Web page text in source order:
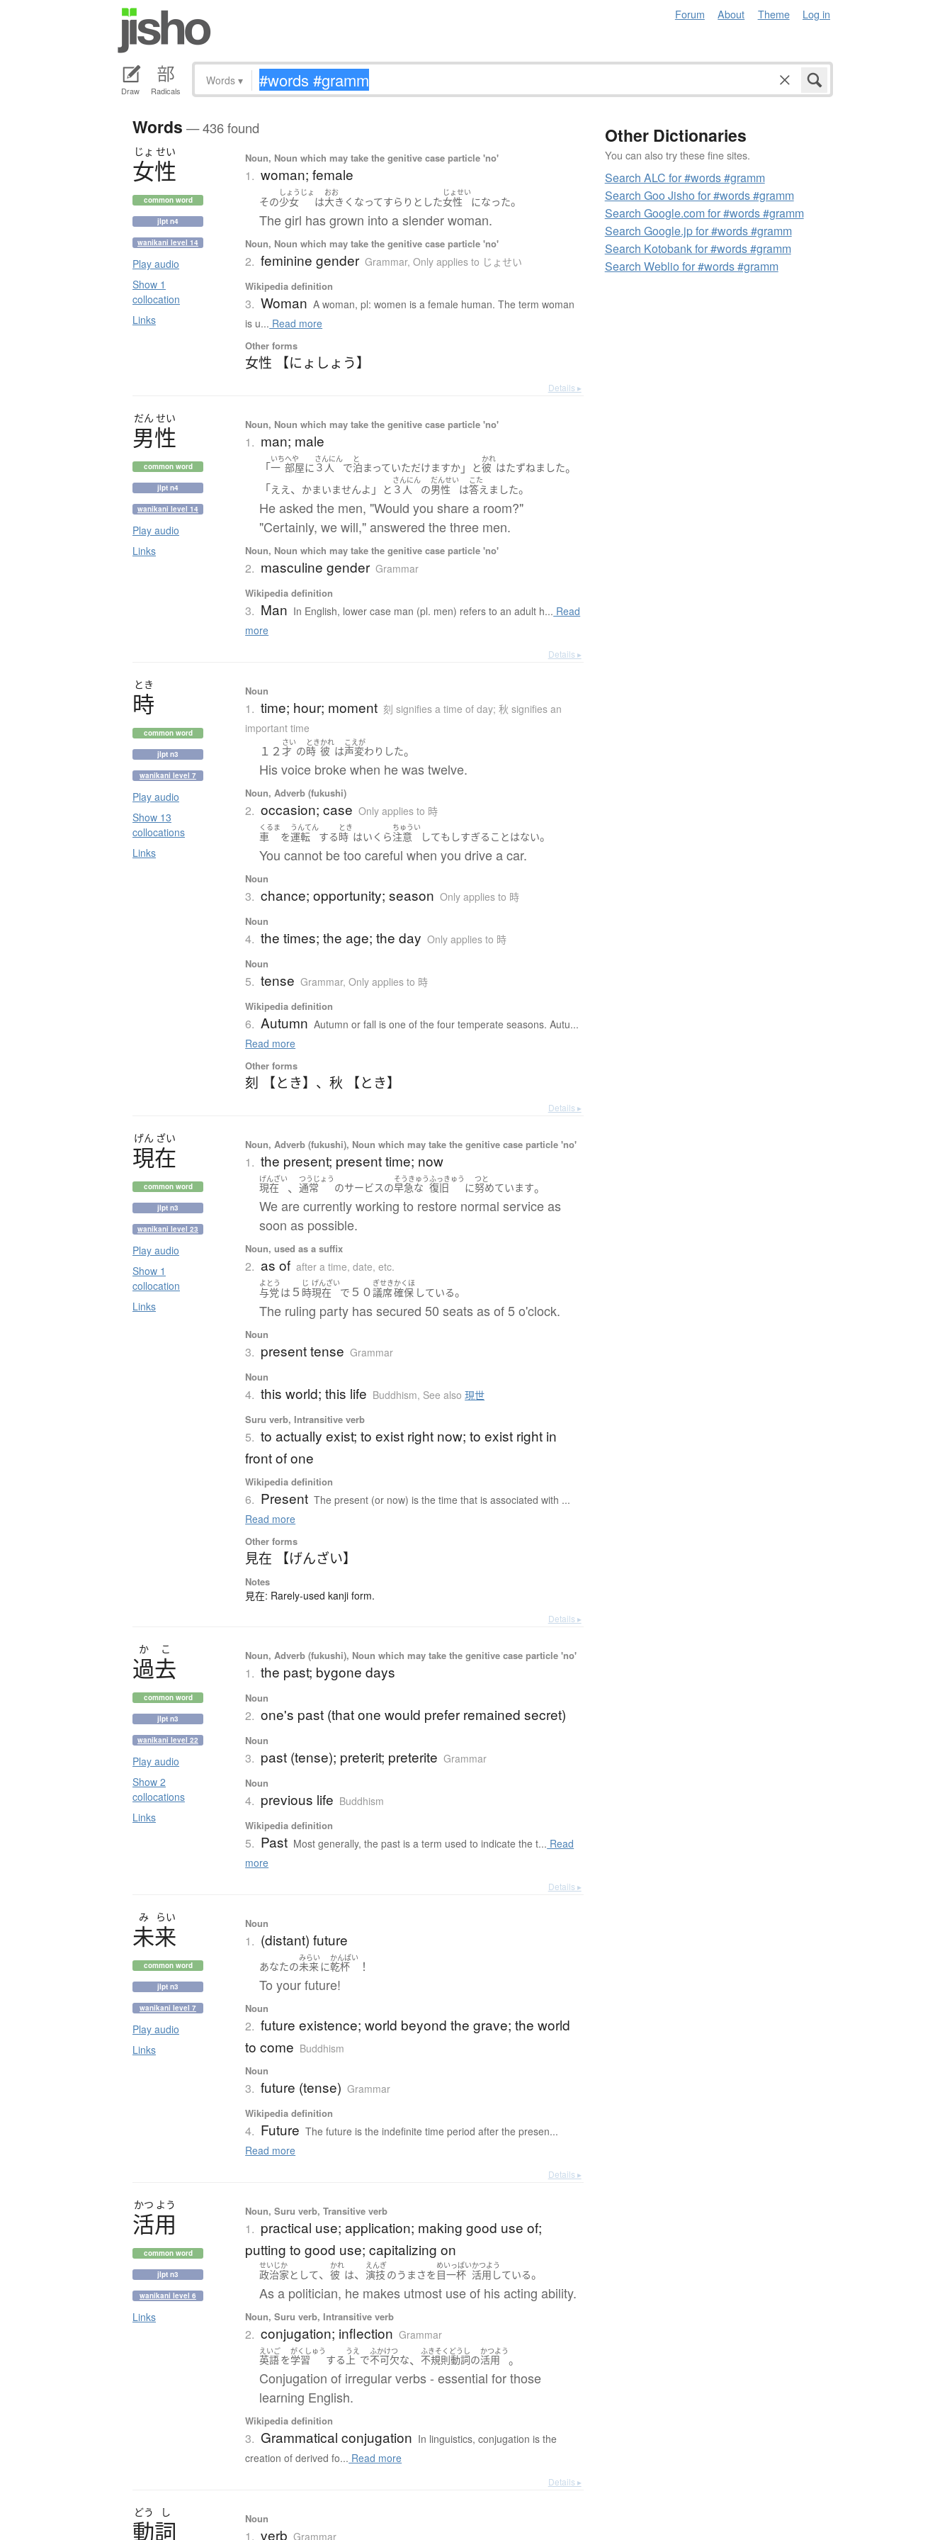
Forum About Theme Log in
Draw Radicals
Words ▾
Words — 436 found
じょ せい
女性
common word
jlpt n4
wanikani level 14
Play audio
Show 1
collocation
Links
Noun, Noun which may take the genitive case particle 'no'
1. woman; female
その
しょうじょ
少女 は
おお
大きく なってすらり とした
じょせい
女性 になった。
The girl has grown into a slender woman.
Noun, Noun which may take the genitive case particle 'no'
2. feminine gender Grammar,Only applies to じょせい
Wikipedia definition
3. Woman A woman, pl: women is a female human. The term woman
is u... Read more
Other forms
女性 【にょしょう】
Details ▸
だん せい
男性
common word
jlpt n4
wanikani level 14
Play audio
Links
Noun, Noun which may take the genitive case particle 'no'
1. man; male
「
いち
一
へや
部屋に
さんにん
３人 で
と
泊まっていただけますか 」 と
かれ
彼 はたずねました。
「ええ、 かまいませんよ 」 と
さんにん
３人 の
だんせい
男性 は
こた
答えました。
He asked the men, "Would you share a room?"
"Certainly, we will," answered the three men.
Noun, Noun which may take the genitive case particle 'no'
2. masculine gender Grammar
Wikipedia definition
3. Man In English, lower case man (pl. men) refers to an adult h... Read
more
Details ▸
とき
時
common word
jlpt n3
wanikani level 7
Play audio
Show 13
collocations
Links
Noun
1. time; hour; moment 刻 signifies a time of day; 秋 signifies an
important time
１２
さい
才 の
とき
時
かれ
彼 は
こえが
声変わり した。
His voice broke when he was twelve.
Noun, Adverb (fukushi)
2. occasion; case Only applies to 時
くるま
車 を
うんてん
運転 する
とき
時 はいくら
ちゅうい
注意 しても しすぎる ことはない。
You cannot be too careful when you drive a car.
Noun
3. chance; opportunity; season Only applies to 時
Noun
4. the times; the age; the day Only applies to 時
Noun
5. tense Grammar,Only applies to 時
Wikipedia definition
6. Autumn Autumn or fall is one of the four temperate seasons. Autu...
Read more
Other forms
刻 【とき】 、秋 【とき】
Details ▸
げん ざい
現在
common word
jlpt n3
wanikani level 23
Play audio
Show 1
collocation
Links
Noun, Adverb (fukushi), Noun which may take the genitive case particle 'no'
1. the present; present time; now
げんざい
現在 、
つうじょう
通常 のサービスの
そうきゅう
早急な
ふっきゅう
復旧 に
つと
努めています。
We are currently working to restore normal service as
soon as possible.
Noun, used as a suffix
2. as of after a time, date, etc.
よとう
与党は ５
じ
時
げんざい
現在 で ５０
ぎせき
議席
かくほ
確保 している。
The ruling party has secured 50 seats as of 5 o'clock.
Noun
3. present tense Grammar
Noun
4. this world; this life Buddhism, See also現世
Suru verb, Intransitive verb
5. to actually exist; to exist right now; to exist right in
front of one
Wikipedia definition
6. Present The present (or now) is the time that is associated with ...
Read more
Other forms
見在 【げんざい】
Notes
見在: Rarely-used kanji form.
Details ▸
か こ
過去
common word
jlpt n3
wanikani level 22
Play audio
Show 2
collocations
Links
Noun, Adverb (fukushi), Noun which may take the genitive case particle 'no'
1. the past; bygone days
Noun
2. one's past (that one would prefer remained secret)
Noun
3. past (tense); preterit; preterite Grammar
Noun
4. previous life Buddhism
Wikipedia definition
5. Past Most generally, the past is a term used to indicate the t... Read
more
Details ▸
み らい
未来
common word
jlpt n3
wanikani level 7
Play audio
Links
Noun
1. (distant) future
あなたの
みらい
未来に
かんぱい
乾杯 ！
To your future!
Noun
2. future existence; world beyond the grave; the world
to come Buddhism
Noun
3. future (tense) Grammar
Wikipedia definition
4. Future The future is the indefinite time period after the presen...
Read more
Details ▸
かつ よう
活用
common word
jlpt n3
wanikani level 6
Links
Noun, Suru verb, Transitive verb
1. practical use; application; making good use of;
putting to good use; capitalizing on
せいじか
政治家 として、
かれ
彼 は、
えんぎ
演技 のうま さを
めいっぱい
目一杯
かつよう
活用 している。
As a politician, he makes utmost use of his acting ability.
Noun, Suru verb, Intransitive verb
2. conjugation; inflection Grammar
えいご
英語を
がくしゅう
学習 する
うえ
上 で
ふかけつ
不可欠な、
ふきそくどうし
不規則動詞の
かつよう
活用 。
Conjugation of irregular verbs - essential for those
learning English.
Wikipedia definition
3. Grammatical conjugation In linguistics, conjugation is the
creation of derived fo... Read more
Details ▸
どう し
動詞 Noun
1. verb Grammar
Other Dictionaries
You can also try these fine sites.
Search ALC for #words #gramm
Search Goo Jisho for #words #gramm
Search Google.com for #words #gramm
Search Google.jp for #words #gramm
Search Kotobank for #words #gramm
Search Weblio for #words #gramm